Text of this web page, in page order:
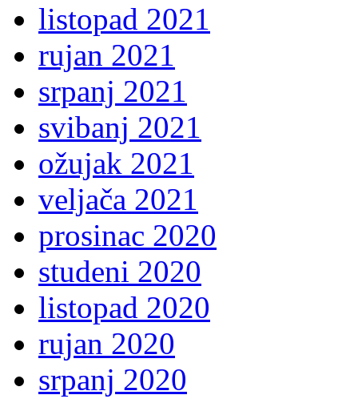
listopad 2021
rujan 2021
srpanj 2021
svibanj 2021
ožujak 2021
veljača 2021
prosinac 2020
studeni 2020
listopad 2020
rujan 2020
srpanj 2020